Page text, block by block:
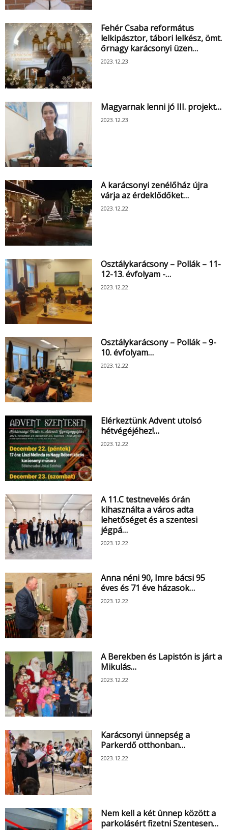
Fehér Csaba református
lelkipásztor, tábori lelkész, ömt.
őrnagy karácsonyi üzen…
2023.12.23.
Magyarnak lenni jó III. projekt…
2023.12.23.
A karácsonyi zenélőház újra
várja az érdeklődőket…
2023.12.22.
Osztálykarácsony – Pollák – 11-
12-13. évfolyam -…
2023.12.22.
Osztálykarácsony – Pollák – 9-
10. évfolyam…
2023.12.22.
Elérkeztünk Advent utolsó
hétvégéjéhez!…
2023.12.22.
A 11.C testnevelés órán
kihasználta a város adta
lehetőséget és a szentesi
jégpá…
2023.12.22.
Anna néni 90, Imre bácsi 95
éves és 71 éve házasok…
2023.12.22.
A Berekben és Lapistón is járt a
Mikulás…
2023.12.22.
Karácsonyi ünnepség a
Parkerdő otthonban…
2023.12.22.
Nem kell a két ünnep között a
parkolásért fizetni Szentesen…